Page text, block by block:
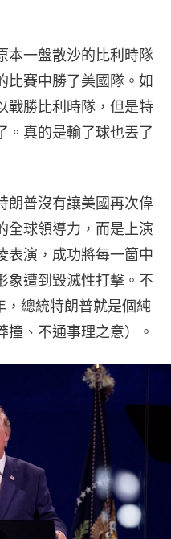
本一盤散沙的比利時隊
比賽中勝了美國隊。如
戰勝比利時隊，但是特
。真的是輸了球也丟了
朗普沒有讓美國再次偉
全球領導力，而是上演
表演，成功將每一箇中
象遭到毀滅性打擊。不
總統特朗普就是個純
撞、不通事理之意）。